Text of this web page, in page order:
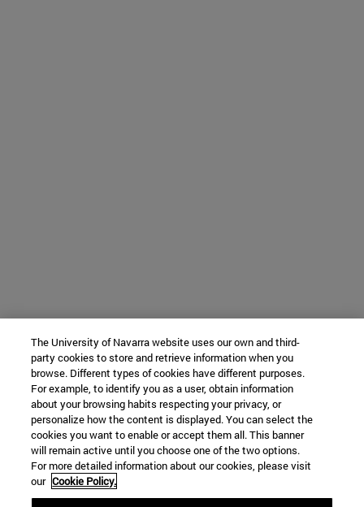
The University of Navarra website uses our own and third-
party cookies to store and retrieve information when you
browse. Different types of cookies have different purposes.
For example, to identify you as a user, obtain information
about your browsing habits respecting your privacy, or
personalize how the content is displayed. You can select the
cookies you want to enable or accept them all. This banner
will remain active until you choose one of the two options.
For more detailed information about our cookies, please visit
our Cookie Policy.